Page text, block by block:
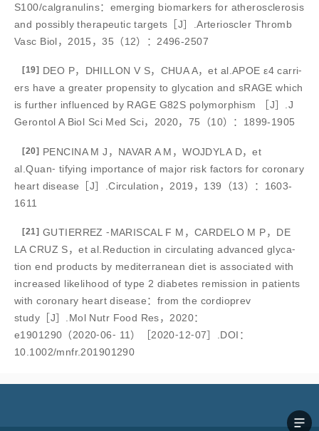
S100/calgranulins：emerging biomarkers for atherosclerosis
and possibly therapeutic targets［J］.Arterioscler Thromb
Vasc Biol，2015，35（12）：2496-2507
[19] DEO P，DHILLON V S，CHUA A，et al.APOE ε4 carri⁃
ers have a greater propensity to glycation and sRAGE which
is further influenced by RAGE G82S polymorphism ［J］.J
Gerontol A Biol Sci Med Sci，2020，75（10）：1899-1905
[20] PENCINA M J，NAVAR A M，WOJDYLA D，et
al.Quan⁃ tifying importance of major risk factors for coronary
heart disease［J］.Circulation，2019，139（13）：1603-
1611
[21] GUTIERREZ ⁃MARISCAL F M，CARDELO M P，DE
LA CRUZ S，et al.Reduction in circulating advanced glyca⁃
tion end products by mediterranean diet is associated with
increased likelihood of type 2 diabetes remission in patients
with coronary heart disease：from the cordioprev
study［J］.Mol Nutr Food Res，2020：
e1901290（2020⁃06⁃ 11）［2020⁃12⁃07］.DOI：
10.1002/mnfr.201901290